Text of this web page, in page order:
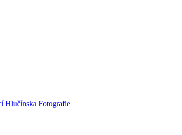
Hlučínska Fotografie